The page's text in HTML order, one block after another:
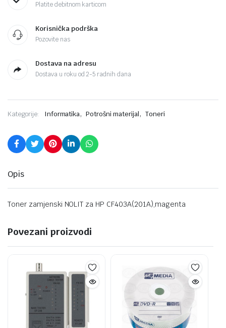
Platite debitnom karticom
Korisnička podrška
Pozovite nas
Dostava na adresu
Dostava u roku od 2-5 radnih dana
Kategorije: Informatika, Potrošni materijal, Toneri
Opis
Toner zamjenski NOLIT za HP CF403A(201A),magenta
Povezani proizvodi